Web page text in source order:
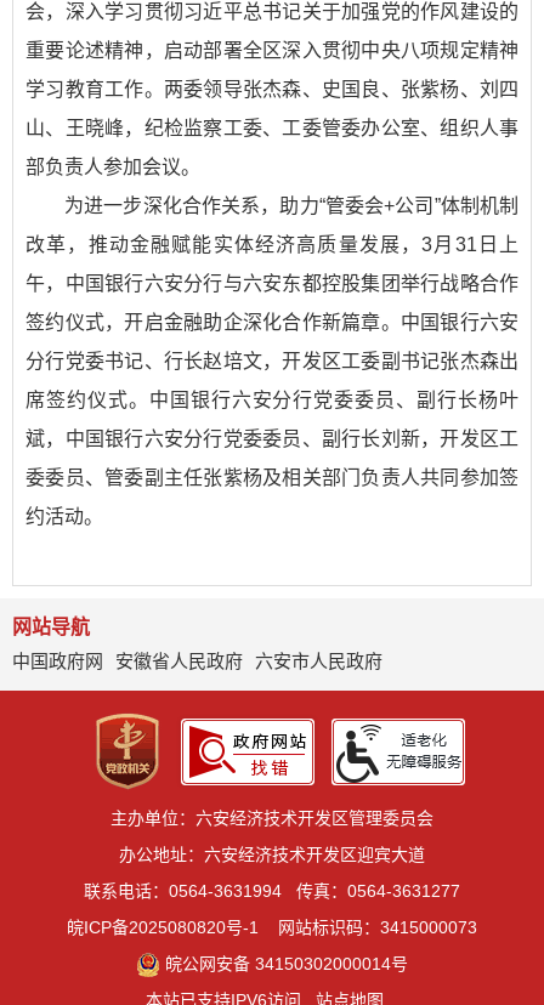
会，深入学习贯彻习近平总书记关于加强党的作风建设的
重要论述精神，启动部署全区深入贯彻中央八项规定精神
学习教育工作。两委领导张杰森、史国良、张紫杨、刘四
山、王晓峰，纪检监察工委、工委管委办公室、组织人事
部负责人参加会议。
为进一步深化合作关系，助力“管委会+公司”体制机制
改革，推动金融赋能实体经济高质量发展，3月31日上
午，中国银行六安分行与六安东都控股集团举行战略合作
签约仪式，开启金融助企深化合作新篇章。中国银行六安
分行党委书记、行长赵培文，开发区工委副书记张杰森出
席签约仪式。中国银行六安分行党委委员、副行长杨叶
斌，中国银行六安分行党委委员、副行长刘新，开发区工
委委员、管委副主任张紫杨及相关部门负责人共同参加签
约活动。
网站导航
中国政府网
安徽省人民政府 六安市人民政府
主办单位：六安经济技术开发区管理委员会
办公地址：六安经济技术开发区迎宾大道
联系电话：0564-3631994
传真：0564-3631277
皖ICP备2025080820号-1
网站标识码：3415000073
皖公网安备 34150302000014号
本站已支持IPV6访问
站点地图